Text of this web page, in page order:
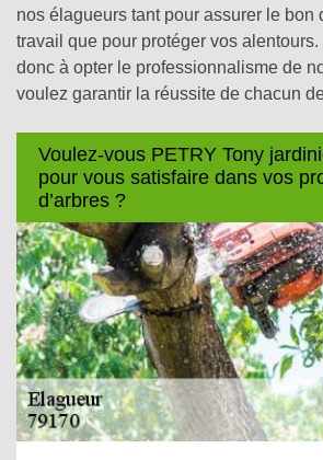
nos élagueurs tant pour assurer le bon
travail que pour protéger vos
donc à opter le professionnalisme de
voulez garantir la réussite de chacun
Voulez-vous PETRY Tony
pour vous satisfaire dans vos
d’arbres ?